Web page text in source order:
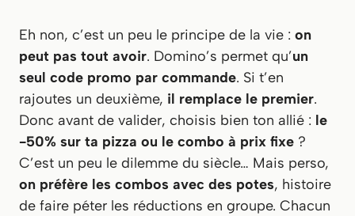
Eh non, c’est un peu le principe de la vie : on
peut pas tout avoir. Domino’s permet qu’un
seul code promo par commande. Si t’en
rajoutes un deuxième, il remplace le premier.
Donc avant de valider, choisis bien ton allié : le
-50% sur ta pizza ou le combo à prix fixe ?
C’est un peu le dilemme du siècle… Mais perso,
on préfère les combos avec des potes, histoire
de faire péter les réductions en groupe. Chacun